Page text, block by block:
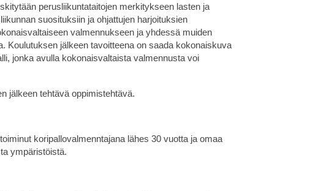
perusliikuntataitojen merkitykseen lasten ja
suosituksiin ja ohjattujen harjoituksien
valmennukseen ja yhdessä muiden
Koulutuksen jälkeen tavoitteena on saada kokonaiskuva
jonka avulla kokonaisvaltaista valmennusta voi
jälkeen tehtävä oppimistehtävä.
koripallovalmenntajana lähes 30 vuotta ja omaa
ympäristöistä.